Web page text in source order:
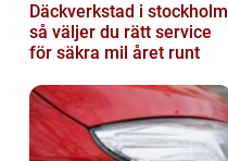
Däckverkstad i stockholm
så väljer du rätt service
för säkra mil året runt